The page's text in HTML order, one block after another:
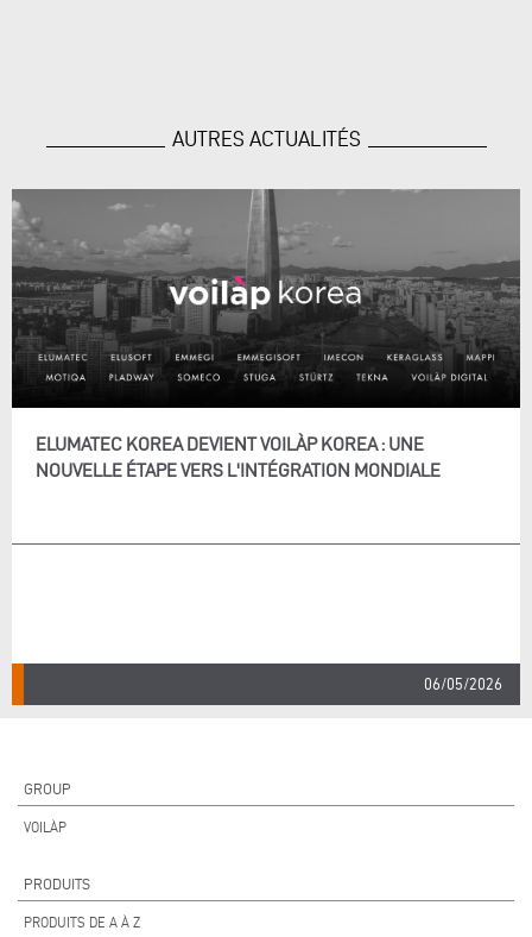
AUTRES ACTUALITÉS
ELUMATEC KOREA DEVIENT VOILÀP KOREA : UNE
NOUVELLE ÉTAPE VERS L'INTÉGRATION MONDIALE
06/05/2026
GROUP
VOILÀP
PRODUITS
PRODUITS DE A À Z